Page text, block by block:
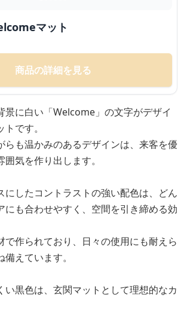
マット
商品の詳細を見る
景に白い「Welcome」の文字がデザイ
です。
らも温かみのあるデザインは、来客を優
気を作り出します。
にしたコントラストの強い配色は、どん
にも合わせやすく、空間を引き締める効
で作られており、日々の使用にも耐えら
えています。
い黒色は、玄関マットとして理想的なカ